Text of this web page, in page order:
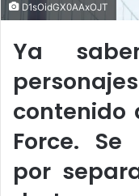
D1sOidGX0AAxOJT
Ya
contenido
Force.
por